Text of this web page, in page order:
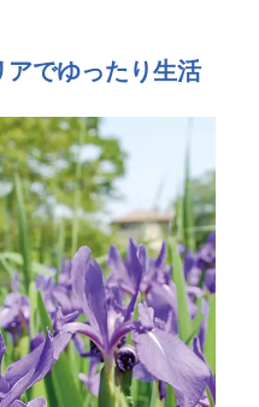
アでゆったり生活